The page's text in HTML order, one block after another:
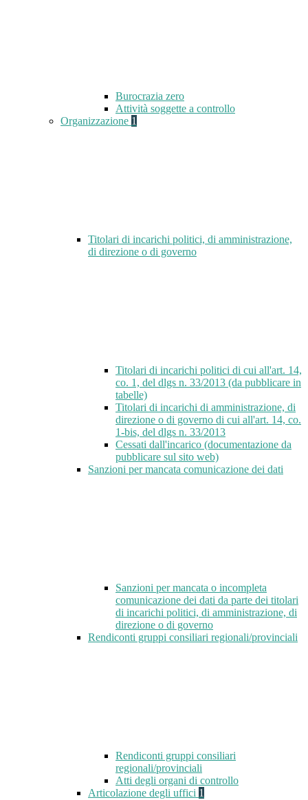
Burocrazia zero
Attività soggette a controllo
Organizzazione 1
Titolari di incarichi politici, di amministrazione,
di direzione o di governo
Titolari di incarichi politici di cui all'art. 14,
co. 1, del dlgs n. 33/2013 (da pubblicare in
tabelle)
Titolari di incarichi di amministrazione, di
direzione o di governo di cui all'art. 14, co.
1-bis, del dlgs n. 33/2013
Cessati dall'incarico (documentazione da
pubblicare sul sito web)
Sanzioni per mancata comunicazione dei dati
Sanzioni per mancata o incompleta
comunicazione dei dati da parte dei titolari
di incarichi politici, di amministrazione, di
direzione o di governo
Rendiconti gruppi consiliari regionali/provinciali
Rendiconti gruppi consiliari
regionali/provinciali
Atti degli organi di controllo
Articolazione degli uffici 1